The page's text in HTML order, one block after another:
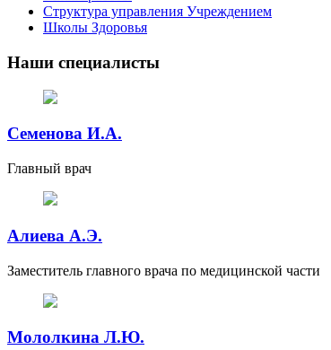
Структура управления Учреждением
Школы Здоровья
Наши специалисты
Семенова И.А.
Главный врач
Алиева А.Э.
Заместитель главного врача по медицинской части
Мололкина Л.Ю.